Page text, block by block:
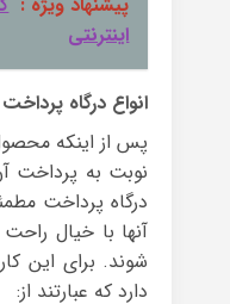
اینترنتی
انواع درگاه پرداخت
پس از اینکه
نوبت به پرداخت
درگاه پرداخت
آنها با خیال
شوند. برای این
دارد که عبارتند از: